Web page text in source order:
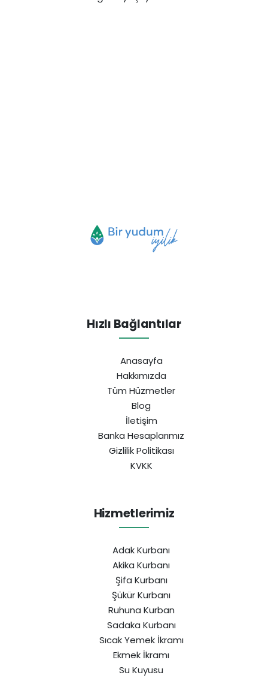
Hızlı Bağlantılar
Anasayfa
Hakkımızda
Tüm Hüzmetler
Blog
İletişim
Banka Hesaplarımız
Gizlilik Politikası
KVKK
Hizmetlerimiz
Adak Kurbanı
Akika Kurbanı
Şifa Kurbanı
Şükür Kurbanı
Ruhuna Kurban
Sadaka Kurbanı
Sıcak Yemek İkramı
Ekmek İkramı
Su Kuyusu